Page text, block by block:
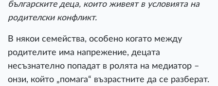
българските деца, които живеят в условията на
родителски конфликт.
В някои семейства, особено когато между
родителите има напрежение, децата
несъзнателно попадат в ролята на медиатор –
онзи, който „помага“ възрастните да се разберат.